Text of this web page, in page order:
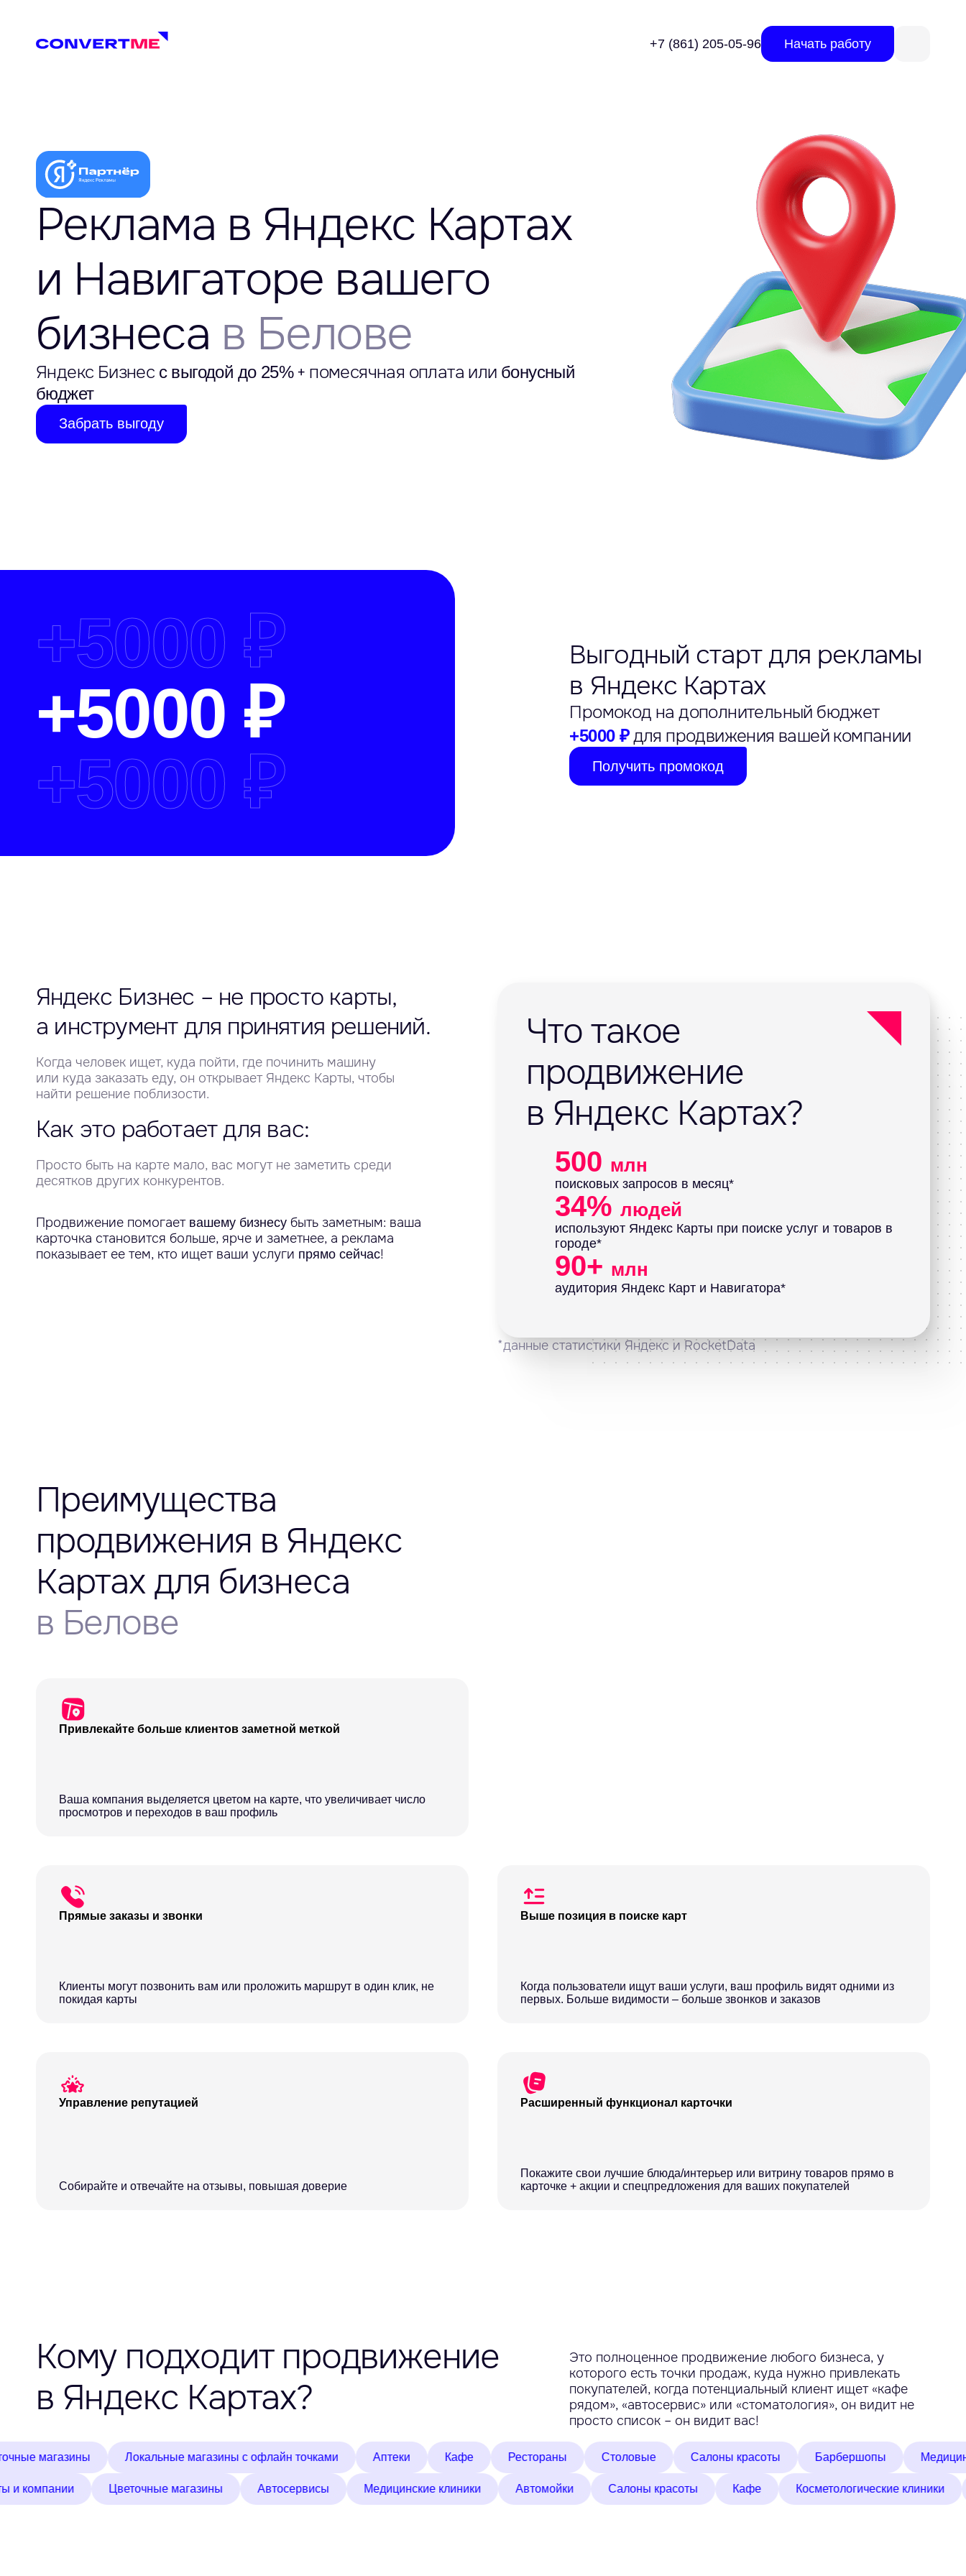
+7 (861) 205-05-96 Начать работу
Реклама в Яндекс Картах
и Навигаторе вашего
бизнеса в Белове
Яндекс Бизнес с выгодой до 25%+ помесячная оплата или бонусный
бюджет
Забрать выгоду
+5000 ₽
+5000 ₽
+5000 ₽
Выгодный старт для рекламы
в Яндекс Картах
Промокод на дополнительный бюджет
+5000 ₽для продвижения вашей компании
Получить промокод
Что такое
продвижение
в Яндекс Картах?
500 млн
поисковых запросов в месяц*
34% людей
используют Яндекс Карты при поиске услуг и товаров в
городе*
90+ млн
аудитория Яндекс Карт и Навигатора*
*данные статистики Яндекс и RocketData
Яндекс Бизнес – не просто карты,
а инструмент для принятия решений.
Когда человек ищет, куда пойти, где починить машину
или куда заказать еду, он открывает Яндекс Карты, чтобы
найти решение поблизости.
Как это работает для вас:
Просто быть на карте мало, вас могут не заметить среди
десятков других конкурентов.
Продвижение помогает вашему бизнесу быть заметным: ваша
карточка становится больше, ярче и заметнее, а реклама
показывает ее тем, кто ищет ваши услуги прямо сейчас!
Преимущества
продвижения в Яндекс
Картах для бизнеса
в Белове
Привлекайте больше клиентов заметной меткой
Ваша компания выделяется цветом на карте, что увеличивает число
просмотров и переходов в ваш профиль
Выше позиция в поиске карт
Когда пользователи ищут ваши услуги, ваш профиль видят одними из
первых. Больше видимости – больше звонков и заказов
Прямые заказы и звонки
Клиенты могут позвонить вам или проложить маршрут в один клик, не
покидая карты
Управление репутацией
Собирайте и отвечайте на отзывы, повышая доверие
Расширенный функционал карточки
Покажите свои лучшие блюда/интерьер или витрину товаров прямо в
карточке + акции и спецпредложения для ваших покупателей
Кому подходит продвижение
в Яндекс Картах?
Это полноценное продвижение любого бизнеса, у
которого есть точки продаж, куда нужно привлекать
покупателей, когда потенциальный клиент ищет «кафе
рядом», «автосервис» или «стоматология», он видит не
просто список – он видит вас!
Локальные магазины с офлайн точками Аптеки Кафе Рестораны Столовые Салоны красоты Барбершопы Медицинские
кабинеты и компании Цветочные магазины Автосервисы Медицинские клиники Автомойки Салоны красоты Кафе Косметологические